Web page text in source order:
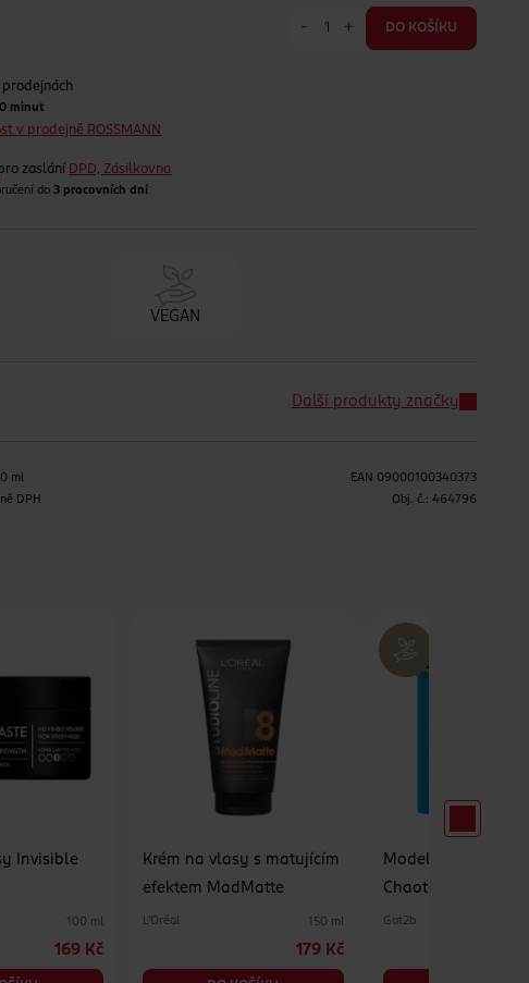
- + DO KOŠÍKU
prodejnách
minut
v prodejně ROSSMANN
zaslání DPD, Zásilkovna
do 3 pracovních dní
VEGAN
Další produkty značky
ml
DPH
EAN 09000100340373
Obj. č.: 464796
Invisible
100 ml
169 Kč
Krém na vlasy s matujícím
efektem MadMatte
L'Oréal 150 ml
179 Kč
Modelovací
Chaotic
Got2b